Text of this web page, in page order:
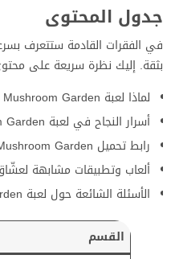
جدول المحتوى
في الفقرات القادمة ستتعرف
بثقة. إليك نظرة سريعة على
لماذا لعبة Idle Mushroom Garden ممتعة ومختلفة؟
أسرار النجاح في لعبة Idle Mushroom Garden للمبتدئين
رابط تحميل Idle Mushroom Garden
ألعاب وتطبيقات مشابهة
الأسئلة الشائعة حول لعبة Idle Mushroom Garden
القسم